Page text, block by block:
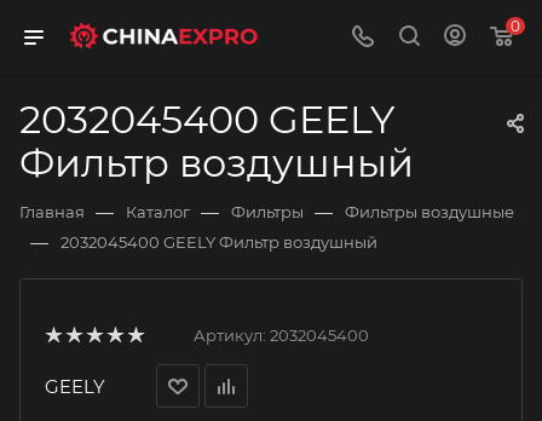
0
2032045400 GEELY
Фильтр воздушный
Главная — Каталог — Фильтры — Фильтры воздушные
— 2032045400 GEELY Фильтр воздушный
Артикул: 2032045400
GEELY